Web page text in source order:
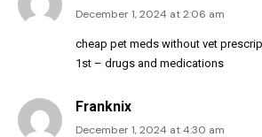
December 1, 2024 at 2:06 am
cheap pet meds without vet
1st – drugs and medications
Franknix
December 1, 2024 at 4:30 am